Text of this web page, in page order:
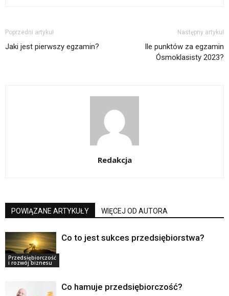
Poprzedni artykuł
Jaki jest pierwszy egzamin?
Następny artykuł
Ile punktów za egzamin
Ósmoklasisty 2023?
Redakcja
POWIĄZANE ARTYKUŁY WIĘCEJ OD AUTORA
Przedsiębiorczość
i rozwój biznesu
Co to jest sukces przedsiębiorstwa?
Co hamuje przedsiębiorczość?